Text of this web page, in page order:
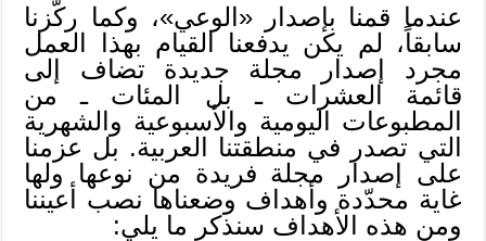
عندما قمنا بإصدار «الوعي»، وكما ركّزنا
سابقاً، لم يكن يدفعنا القيام بهذا العمل
مجرد إصدار مجلة جديدة تضاف إلى
قائمة العشرات ـ بل المئات ـ من
المطبوعات اليومية والأسبوعية والشهرية
التي تصدر في منطقتنا العربية. بل عزمنا
على إصدار مجلة فريدة من نوعها ولها
غاية محدّدة وأهداف وضعناها نصب أعيننا
ومن هذه الأهداف سنذكر ما يلي: